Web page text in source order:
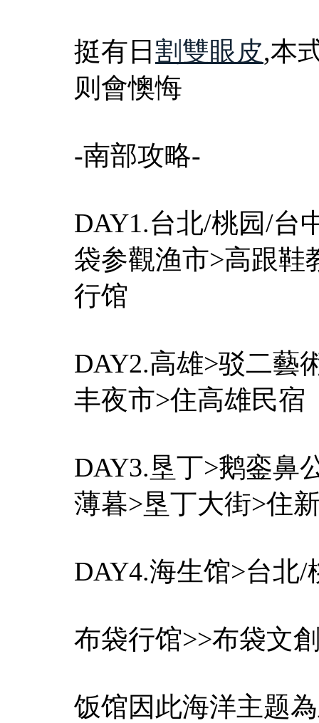
挺有日 割雙眼皮,本
则會懊悔
-南部攻略-
DAY1.台北/桃园/台
袋参觀渔市>高跟鞋
行馆
DAY2.高雄>驳二藝
丰夜市>住高雄民宿
DAY3.垦丁>鹅銮鼻
薄暮>垦丁大街>住
DAY4.海生馆>台北/
布袋行馆>>布袋文
饭馆因此海洋主题